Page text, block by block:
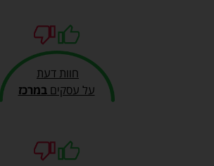
חוות דעת
על עסקיםבמרכז